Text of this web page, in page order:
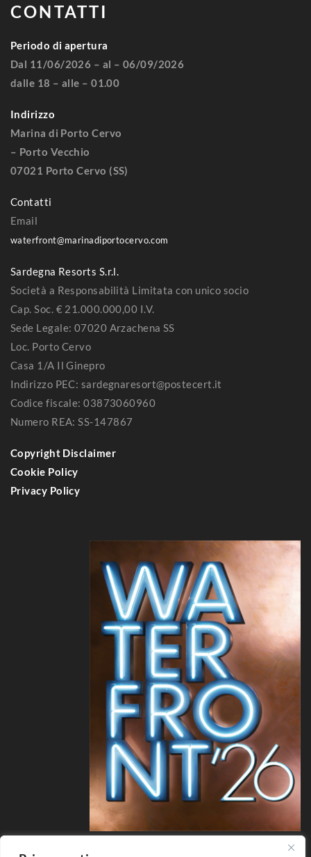
CONTATTI
Periodo di apertura
Dal 11/06/2026 – al – 06/09/2026
dalle 18 – alle – 01.00
Indirizzo
Marina di Porto Cervo
– Porto Vecchio
07021 Porto Cervo (SS)
Contatti
Email
waterfront@marinadiportocervo.com
Sardegna Resorts S.r.l.
Società a Responsabilità Limitata con unico socio
Cap. Soc. € 21.000.000,00 I.V.
Sede Legale: 07020 Arzachena SS
Loc. Porto Cervo
Casa 1/A Il Ginepro
Indirizzo PEC: sardegnaresort@postecert.it
Codice fiscale: 03873060960
Numero REA: SS-147867
Copyright Disclaimer
Cookie Policy
Privacy Policy